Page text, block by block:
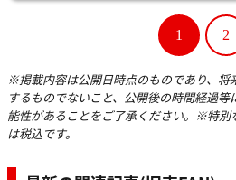
1 2
※掲載内容は公開日時点のものであり、将
するものでないこと、公開後の時間経過
能性があることをご了承ください。※特別
は税込です。